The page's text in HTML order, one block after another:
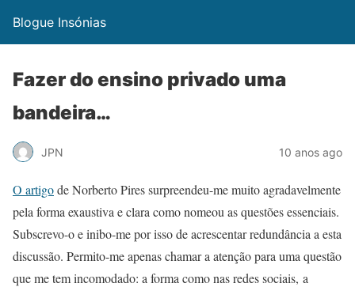
Blogue Insónias
Fazer do ensino privado uma
bandeira…
JPN 10 anos ago
O artigode Norberto Pires surpreendeu-me muito agradavelmente
pela forma exaustiva e clara como nomeou as questões essenciais.
Subscrevo-o e inibo-me por isso de acrescentar redundância a esta
discussão. Permito-me apenas chamar a atenção para uma questão
que me tem incomodado: a forma como nas redes sociais, a